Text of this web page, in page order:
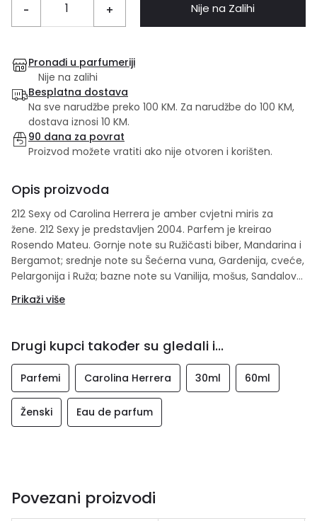
- + Nije na Zalihi
Pronađi u parfumeriji
Nije na zalihi
Besplatna dostava
Na sve narudžbe preko 100 KM. Za narudžbe do 100 KM,
dostava iznosi 10 KM.
90 dana za povrat
Proizvod možete vratiti ako nije otvoren i korišten.
Opis proizvoda
212 Sexy od Carolina Herrera je amber cvjetni miris za
žene. 212 Sexy je predstavljen 2004. Parfem je kreirao
Rosendo Mateu. Gornje note su Ružičasti biber, Mandarina i
Bergamot; srednje note su Šećerna vuna, Gardenija, cveće,
Pelargonija i Ruža; bazne note su Vanilija, mošus, Sandalovo
Prikaži više
Drugi kupci također su gledali i...
Parfemi Carolina Herrera 30ml 60ml
Ženski Eau de parfum
Povezani proizvodi